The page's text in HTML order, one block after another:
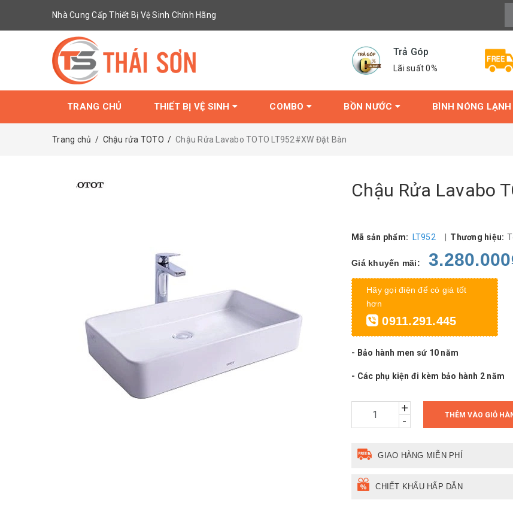
Nhà Cung Cấp Thiết Bị Vệ Sinh Chính Hãng
Trả Góp
Lãi suất 0%
TRANG CHỦ THIẾT BỊ VỆ SINH COMBO BỒN NƯỚC BÌNH NÓNG LẠNH
Trang chủ / Chậu rửa TOTO / Chậu Rửa Lavabo TOTO LT952#XW Đặt Bàn
Chậu Rửa Lavabo
Mã sản phẩm: LT952 Thương hiệu:
Giá khuyến mãi:
Hãy gọi điện để có giá tốt
hơn
0911.291.445
- Bảo hành men sứ 10 năm
- Các phụ kiện đi kèm bảo hành 2 năm
+
-
THÊM VÀO GIỎ
GIAO HÀNG MIỄN PHÍ
CHIẾT KHẤU HẤP DẪN